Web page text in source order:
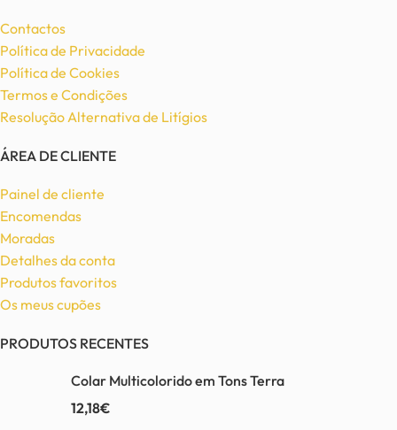
Contactos
Política de Privacidade
Política de Cookies
Termos e Condições
Resolução Alternativa de Litígios
ÁREA DE CLIENTE
Painel de cliente
Encomendas
Moradas
Detalhes da conta
Produtos favoritos
Os meus cupões
PRODUTOS RECENTES
Colar Multicolorido em Tons Terra
12,18€